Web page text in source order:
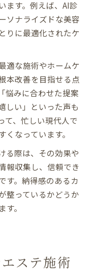
ます。例えば、AI診
ソナライズドな美容
りに最適化されたケ
適な施術やホームケ
本改善を目指せる点
悩みに合わせた提案
しい」といった声も
て、忙しい現代人で
なっています。
る際は、その効果や
報収集し、信頼でき
す。納得感のあるカ
整っているかどうか
。
ステ施術